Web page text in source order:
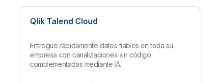
Qlik Talend Cloud
Entregue rápidamente datos fiables en toda su
empresa con canalizaciones sin código
complementadas mediante IA.